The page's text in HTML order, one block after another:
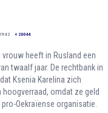
+ 20044
heeft in Rusland een
twaalf jaar. De rechtbank in
Ksenia Karelina zich
omdat ze geld
Oekraïense organisatie.